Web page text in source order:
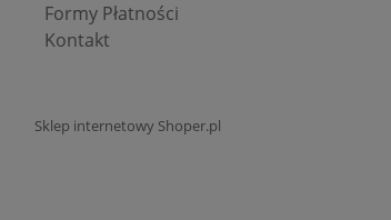
Formy Płatności
Kontakt
Sklep internetowy Shoper.pl